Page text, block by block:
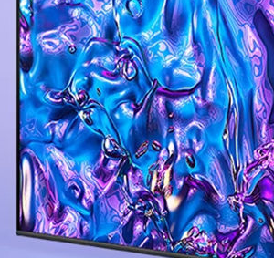
mùa vụ
điều hòa
điện
hút ẩm
sưởi
sưởi
tắm nóng lạnh
gia đình
lọc nước
lọc nước
nước
siêu tốc